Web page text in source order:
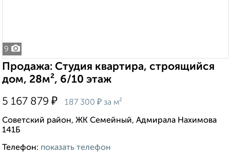
9
Продажа: Студия квартира, строящийся
дом, 28м², 6/10 этаж
5 167 879 ₽ 187 300 ₽ за м²
Советский район, ЖК Семейный, Адмирала Нахимова
141Б
Телефон: показать телефон